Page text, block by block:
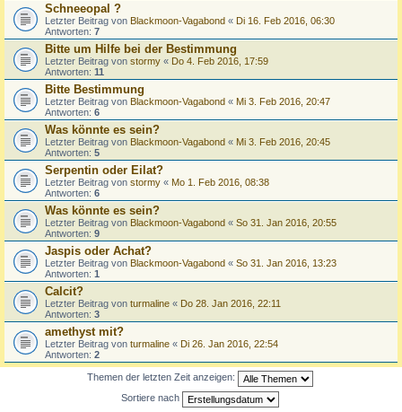
Schneeopal ?
Letzter Beitrag von Blackmoon-Vagabond « Di 16. Feb 2016, 06:30
Antworten: 7
Bitte um Hilfe bei der Bestimmung
Letzter Beitrag von stormy « Do 4. Feb 2016, 17:59
Antworten: 11
Bitte Bestimmung
Letzter Beitrag von Blackmoon-Vagabond « Mi 3. Feb 2016, 20:47
Antworten: 6
Was könnte es sein?
Letzter Beitrag von Blackmoon-Vagabond « Mi 3. Feb 2016, 20:45
Antworten: 5
Serpentin oder Eilat?
Letzter Beitrag von stormy « Mo 1. Feb 2016, 08:38
Antworten: 6
Was könnte es sein?
Letzter Beitrag von Blackmoon-Vagabond « So 31. Jan 2016, 20:55
Antworten: 9
Jaspis oder Achat?
Letzter Beitrag von Blackmoon-Vagabond « So 31. Jan 2016, 13:23
Antworten: 1
Calcit?
Letzter Beitrag von turmaline « Do 28. Jan 2016, 22:11
Antworten: 3
amethyst mit?
Letzter Beitrag von turmaline « Di 26. Jan 2016, 22:54
Antworten: 2
Themen der letzten Zeit anzeigen:
Sortiere nach